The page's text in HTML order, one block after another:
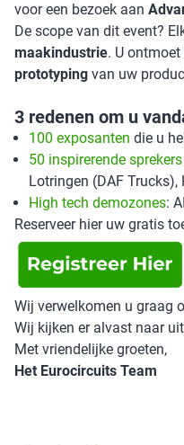
voor een bezoek aan
De scope van dit event?
maakindustrie. U ontmoet
prototyping van uw
3 redenen om u
100 exposanten die u
50 inspirerende sprekers
Lotringen (DAF
High tech demozones:
Reserveer hier uw gratis
Wij verwelkomen u graag
Wij kijken er alvast naar
Met vriendelijke groeten,
Het Eurocircuits Team